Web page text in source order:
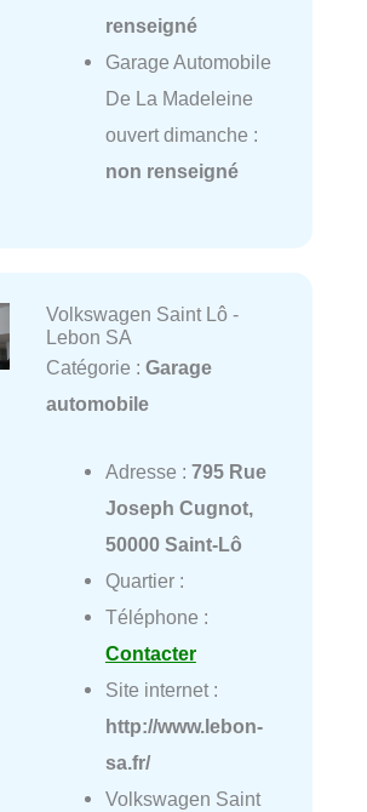
renseigné
Garage Automobile
De La Madeleine
ouvert dimanche :
non renseigné
Volkswagen Saint Lô -
Lebon SA
Catégorie : Garage
automobile
Adresse : 795 Rue
Joseph Cugnot,
50000 Saint-Lô
Quartier :
Téléphone :
Contacter
Site internet :
http://www.lebon-
sa.fr/
Volkswagen Saint